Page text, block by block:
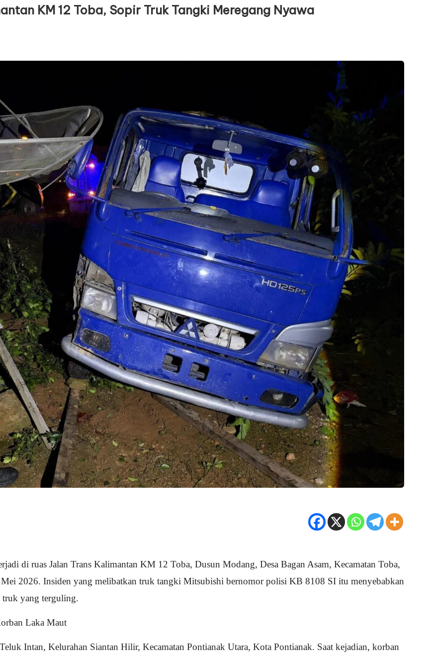
KM 12 Toba, Sopir Truk Tangki Meregang Nyawa
di ruas Jalan Trans Kalimantan KM 12 Toba, Dusun Modang, Desa Bagan Asam, Kecamatan Toba,
2026. Insiden yang melibatkan truk tangki Mitsubishi bernomor polisi KB 8108 SI itu menyebabkan
truk yang terguling.
Laka Maut
Intan, Kelurahan Siantan Hilir, Kecamatan Pontianak Utara, Kota Pontianak. Saat kejadian, korban